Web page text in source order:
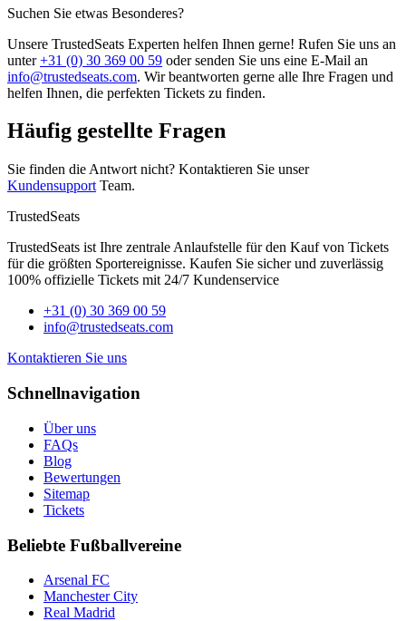
Suchen Sie etwas Besonderes?
Unsere TrustedSeats Experten helfen Ihnen gerne! Rufen Sie uns an
unter+31 (0) 30 369 00 59 oder senden Sie uns eine E-Mail an
info@trustedseats.com. Wir beantworten gerne alle Ihre Fragen und
helfen Ihnen, die perfekten Tickets zu finden.
Häufig gestellte Fragen
Sie finden die Antwort nicht? Kontaktieren Sie unser
Kundensupport Team.
TrustedSeats
TrustedSeats ist Ihre zentrale Anlaufstelle für den Kauf von Tickets
für die größten Sportereignisse. Kaufen Sie sicher und zuverlässig
100% offizielle Tickets mit 24/7 Kundenservice
+31 (0) 30 369 00 59
info@trustedseats.com
Kontaktieren Sie uns
Schnellnavigation
Über uns
FAQs
Blog
Bewertungen
Sitemap
Tickets
Beliebte Fußballvereine
Arsenal FC
Manchester City
Real Madrid